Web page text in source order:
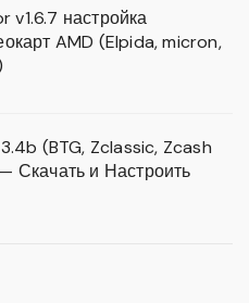
v1.6.7 настройка
AMD (Elpida, micron,
(BTG, Zclassic, Zcash
Скачать и Настроить